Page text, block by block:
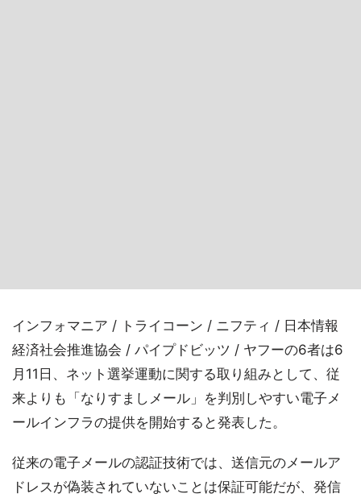
インフォマニア / トライコーン / ニフティ / 日本情報
経済社会推進協会 / パイプドビッツ / ヤフーの6者は6
月11日、ネット選挙運動に関する取り組みとして、従
来よりも「なりすましメール」を判別しやすい電子メ
ールインフラの提供を開始すると発表した。
従来の電子メールの認証技術では、送信元のメールア
ドレスが偽装されていないことは保証可能だが、発信